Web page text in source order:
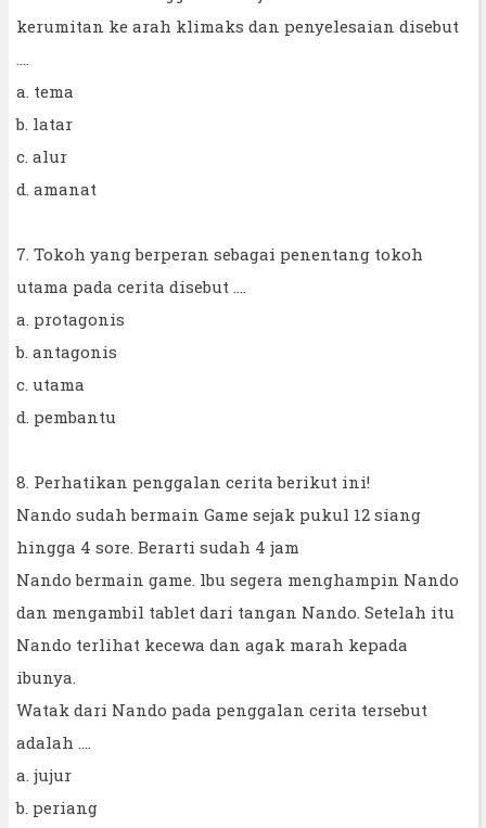
kerumitan ke arah klimaks dan penyelesaian disebut
....
a. tema
b. latar
c. alur
d. amanat
7. Tokoh yang berperan sebagai penentang tokoh
utama pada cerita disebut ....
a. protagonis
b. antagonis
c. utama
d. pembantu
8. Perhatikan penggalan cerita berikut ini!
Nando sudah bermain Game sejak pukul 12 siang
hingga 4 sore. Berarti sudah 4 jam
Nando bermain game. lbu segera menghampin Nando
dan mengambil tablet dari tangan Nando. Setelah itu
Nando terlihat kecewa dan agak marah kepada
ibunya.
Watak dari Nando pada penggalan cerita tersebut
adalah ....
a. jujur
b. periang